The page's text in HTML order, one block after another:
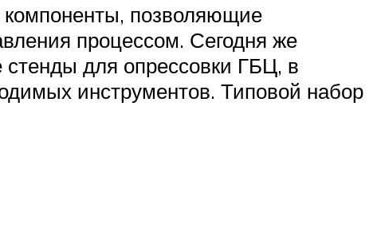
позволяющие
процессом. Сегодня же
стенды для опрессовки ГБЦ, в
инструментов. Типовой набор